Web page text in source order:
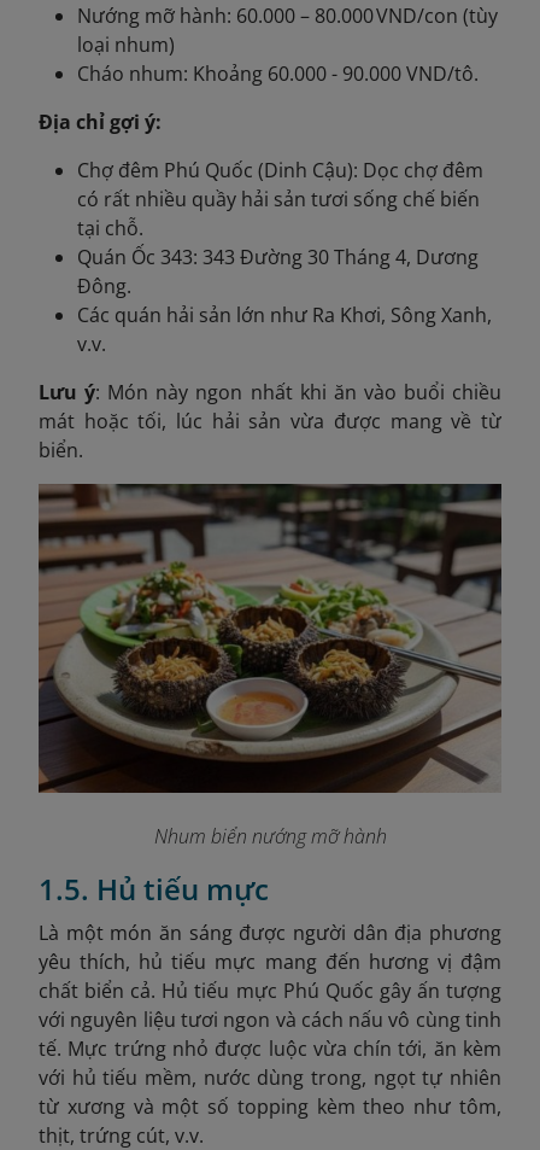
Nướng mỡ hành: 60.000 – 80.000 VND/con (tùy
loại nhum)
Cháo nhum: Khoảng 60.000 - 90.000 VND/tô.
Địa chỉ gợi ý:
Chợ đêm Phú Quốc (Dinh Cậu): Dọc chợ đêm
có rất nhiều quầy hải sản tươi sống chế biến
tại chỗ.
Quán Ốc 343: 343 Đường 30 Tháng 4, Dương
Đông.
Các quán hải sản lớn như Ra Khơi, Sông Xanh,
v.v.
Lưu ý: Món này ngon nhất khi ăn vào buổi chiều
mát hoặc tối, lúc hải sản vừa được mang về từ
biển.
Nhum biển nướng mỡ hành
1.5. Hủ tiếu mực
Là một món ăn sáng được người dân địa phương
yêu thích, hủ tiếu mực mang đến hương vị đậm
chất biển cả. Hủ tiếu mực Phú Quốc gây ấn tượng
với nguyên liệu tươi ngon và cách nấu vô cùng tinh
tế. Mực trứng nhỏ được luộc vừa chín tới, ăn kèm
với hủ tiếu mềm, nước dùng trong, ngọt tự nhiên
từ xương và một số topping kèm theo như tôm,
thịt, trứng cút, v.v.